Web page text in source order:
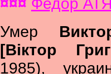
¤¤¤ Федор
Умер
[Вiктор
1985),